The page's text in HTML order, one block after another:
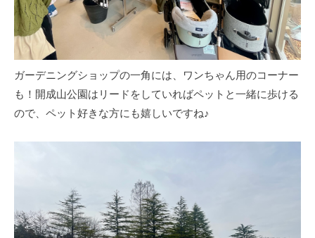
ガーデニングショップの一角には、ワンちゃん用のコーナー
も！開成山公園はリードをしていればペットと一緒に歩ける
ので、ペット好きな方にも嬉しいですね♪